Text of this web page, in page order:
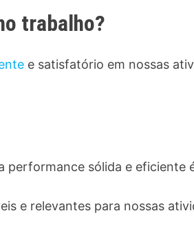
trabalho?
e satisfatório em nossas
performance sólida e eficiente
e relevantes para nossas